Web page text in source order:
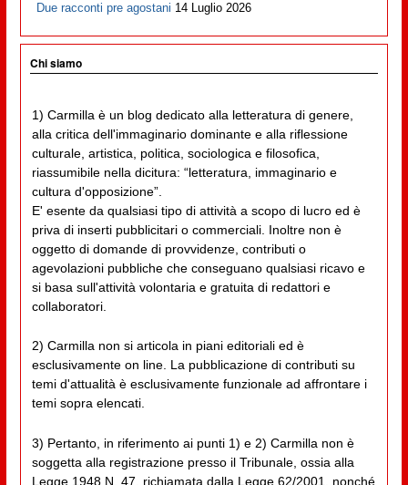
Due racconti pre agostani 14 Luglio 2026
Chi siamo
1) Carmilla è un blog dedicato alla letteratura di genere,
alla critica dell'immaginario dominante e alla riflessione
culturale, artistica, politica, sociologica e filosofica,
riassumibile nella dicitura: “letteratura, immaginario e
cultura d'opposizione”.
E' esente da qualsiasi tipo di attività a scopo di lucro ed è
priva di inserti pubblicitari o commerciali. Inoltre non è
oggetto di domande di provvidenze, contributi o
agevolazioni pubbliche che conseguano qualsiasi ricavo e
si basa sull'attività volontaria e gratuita di redattori e
collaboratori.
2) Carmilla non si articola in piani editoriali ed è
esclusivamente on line. La pubblicazione di contributi su
temi d'attualità è esclusivamente funzionale ad affrontare i
temi sopra elencati.
3) Pertanto, in riferimento ai punti 1) e 2) Carmilla non è
soggetta alla registrazione presso il Tribunale, ossia alla
Legge 1948 N. 47, richiamata dalla Legge 62/2001, nonché